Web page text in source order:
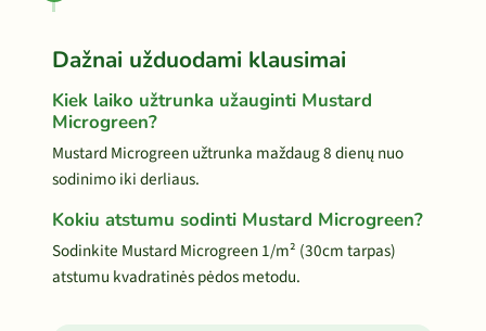
Dažnai užduodami klausimai
Kiek laiko užtrunka užauginti Mustard
Microgreen?
Mustard Microgreen užtrunka maždaug 8 dienų nuo
sodinimo iki derliaus.
Kokiu atstumu sodinti Mustard Microgreen?
Sodinkite Mustard Microgreen 1/m² (30cm tarpas)
atstumu kvadratinės pėdos metodu.